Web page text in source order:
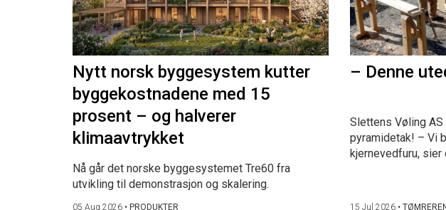
Nytt norsk byggesystem kutter
byggekostnadene med 15
prosent – og halverer
klimaavtrykket
Nå går det norske byggesystemet Tre60 fra
utvikling til demonstrasjon og skalering.
05 Aug 2026 • PRODUKTER
– Denne
Slettens Vøling
pyramidetak! – Vi
kjernevedfuru, sier
15 Jul 2026• TØMREREN